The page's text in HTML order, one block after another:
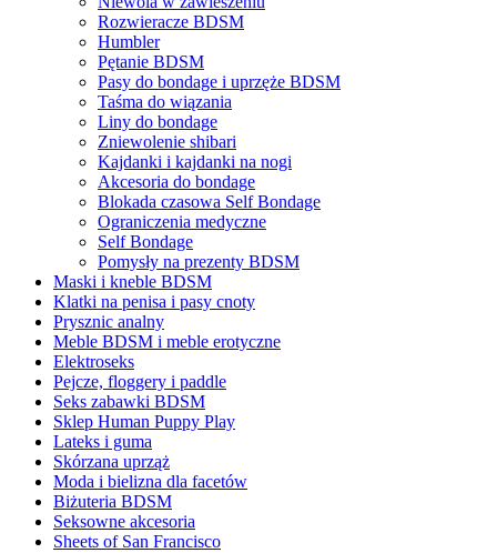
Rozwieracze BDSM
Humbler
Pętanie BDSM
Pasy do bondage i uprzęże BDSM
Taśma do wiązania
Liny do bondage
Zniewolenie shibari
Kajdanki i kajdanki na nogi
Akcesoria do bondage
Blokada czasowa Self Bondage
Ograniczenia medyczne
Self Bondage
Pomysły na prezenty BDSM
Maski i kneble BDSM
Klatki na penisa i pasy cnoty
Prysznic analny
Meble BDSM i meble erotyczne
Elektroseks
Pejcze, floggery i paddle
Seks zabawki BDSM
Sklep Human Puppy Play
Lateks i guma
Skórzana uprząż
Moda i bielizna dla facetów
Biżuteria BDSM
Seksowne akcesoria
Sheets of San Francisco